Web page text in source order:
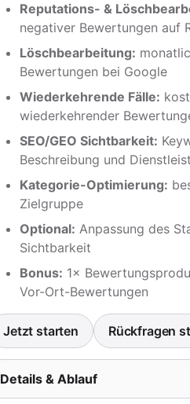
Reputations- &
negativer Bewertungen auf
Löschbearbeitung:
Bewertungen bei Google
Wiederkehrende Fälle:
wiederkehrender
SEO/GEO Sichtbarkeit:
Beschreibung und
Kategorie-Optimierung:
Zielgruppe
Optional: Anpassung des
Sichtbarkeit
Bonus: 1×
Vor-Ort-Bewertungen
Jetzt starten Rückfragen
Details & Ablauf